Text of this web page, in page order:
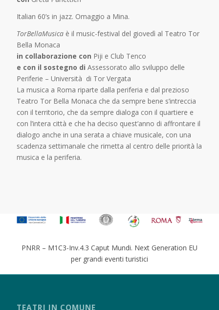
Italian 60’s in jazz. Omaggio a Mina.
TorBellaMusicaè il music-festival del giovedì al Teatro Tor
Bella Monaca
in collaborazione con Piji e Club Tenco
e con il sostegno di Assessorato allo sviluppo delle
Periferie – Università di Tor Vergata
La musica a Roma riparte dalla periferia e dal prezioso
Teatro Tor Bella Monaca che da sempre bene s’intreccia
con il territorio, che da sempre dialoga con il quartiere e
con l’intera città e che ha deciso quest’anno di affrontare il
dialogo anche in una serata a chiave musicale, con una
scadenza settimanale che rimetta al centro delle priorità la
musica e la periferia.
PNRR – M1C3-Inv.4.3 Caput Mundi. Next Generation EU
per grandi eventi turistici
TEATRI IN COMUNE